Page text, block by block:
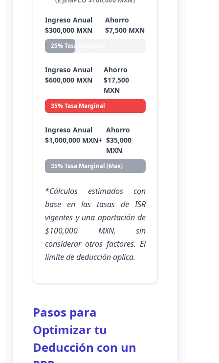
Ingreso Anual
$300,000 MXN
Ahorro
$7,500 MXN
25% Tasa Marginal
Ingreso Anual
$600,000 MXN
Ahorro
$17,500
MXN
35% Tasa Marginal
Ingreso Anual
$1,000,000 MXN+
Ahorro
$35,000
MXN
35% Tasa Marginal (Max)
*Cálculos estimados con
base en las tasas de ISR
vigentes y una aportación de
$100,000 MXN, sin
considerar otros factores. El
límite de deducción aplica.
Pasos para
Optimizar tu
Deducción con un